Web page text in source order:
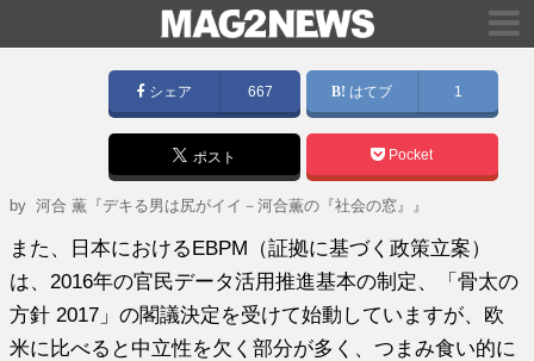
シェア 667 はてブ 1
ポスト Pocket
by河合 薫『デキる男は尻がイイ－河合薫の『社会の窓』』
また、日本におけるEBPM（証拠に基づく政策立案）
は、2016年の官民データ活用推進基本の制定、「骨太の
方針 2017」の閣議決定を受けて始動していますが、欧
米に比べると中立性を欠く部分が多く、つまみ食い的に